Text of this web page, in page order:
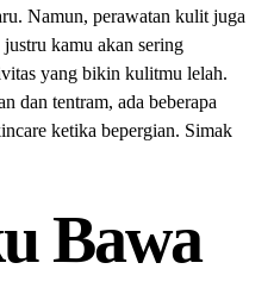
Namun, perawatan kulit juga
kamu akan sering
yang bikin kulitmu lelah.
dan tentram, ada beberapa
ketika bepergian. Simak
Bawa